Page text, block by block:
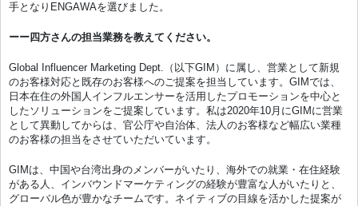
手となりENGAWAを選びました。
ーー四方さんの担当業務を教えてください。
Global Influencer Marketing Dept.（以下GIM）に属し、営業として新規
のお客様対応と既存のお客様へのご提案を担当しています。GIMでは、
日本在住の外国人インフルエンサーを活用したプロモーションを中心と
したソリューションをご提案しています。私は2020年10月にGIMに営業
として異動してからは、官公庁や自治体、法人のお客様など幅広い業種
のお客様の担当をさせていただいています。
GIMは、中国や台湾出身のメンバーがいたり、海外での就業・在住経験
がある人、インバウンドマーケティングの経験が豊富な人がいたりと、
グローバル色が豊かなチームです。ネイティブの目線を活かした提案が